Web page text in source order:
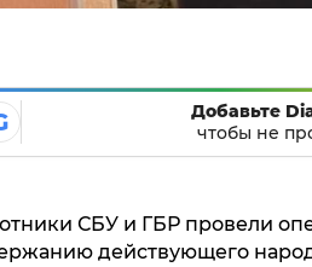
Добавьте
чтобы не
СБУ и ГБР провели
действующего